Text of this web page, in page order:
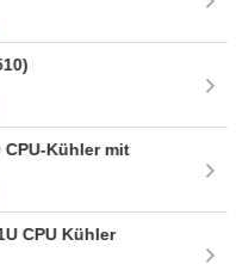
Kühler mit
CPU Kühler